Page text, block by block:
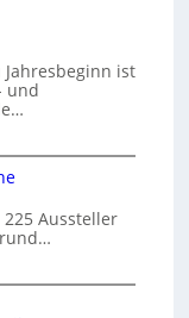
ist
und
Aussteller